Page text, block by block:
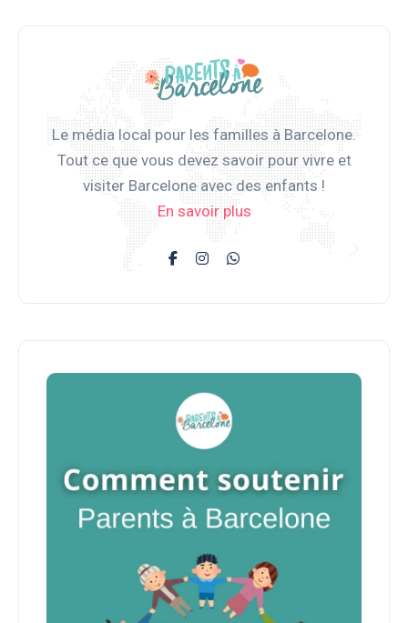
Le média local pour les familles à Barcelone.
Tout ce que vous devez savoir pour vivre et
visiter Barcelone avec des enfants !
En savoir plus